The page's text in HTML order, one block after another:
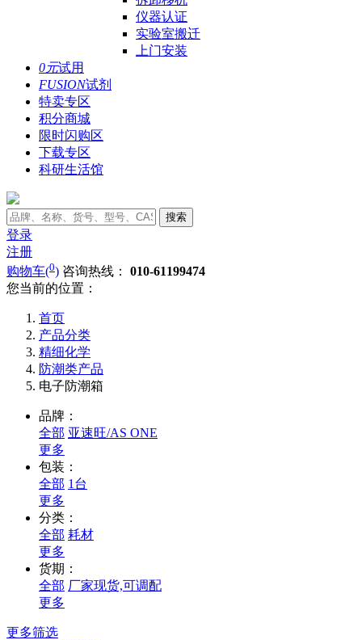
仪器认证
实验室搬迁
上门安装
0元试用
FUSION试剂
特卖专区
积分商城
限时闪购区
下载专区
科研生活馆
搜索
登录
注册
购物车(0) 咨询热线： 010-61199474
您当前的位置：
首页
产品分类
精细化学
防潮类产品
电子防潮箱
品牌：
全部 亚速旺/AS ONE
更多
包装：
全部 1台
更多
分类：
全部 耗材
更多
货期：
全部 厂家现货,可调配
更多
更多筛选